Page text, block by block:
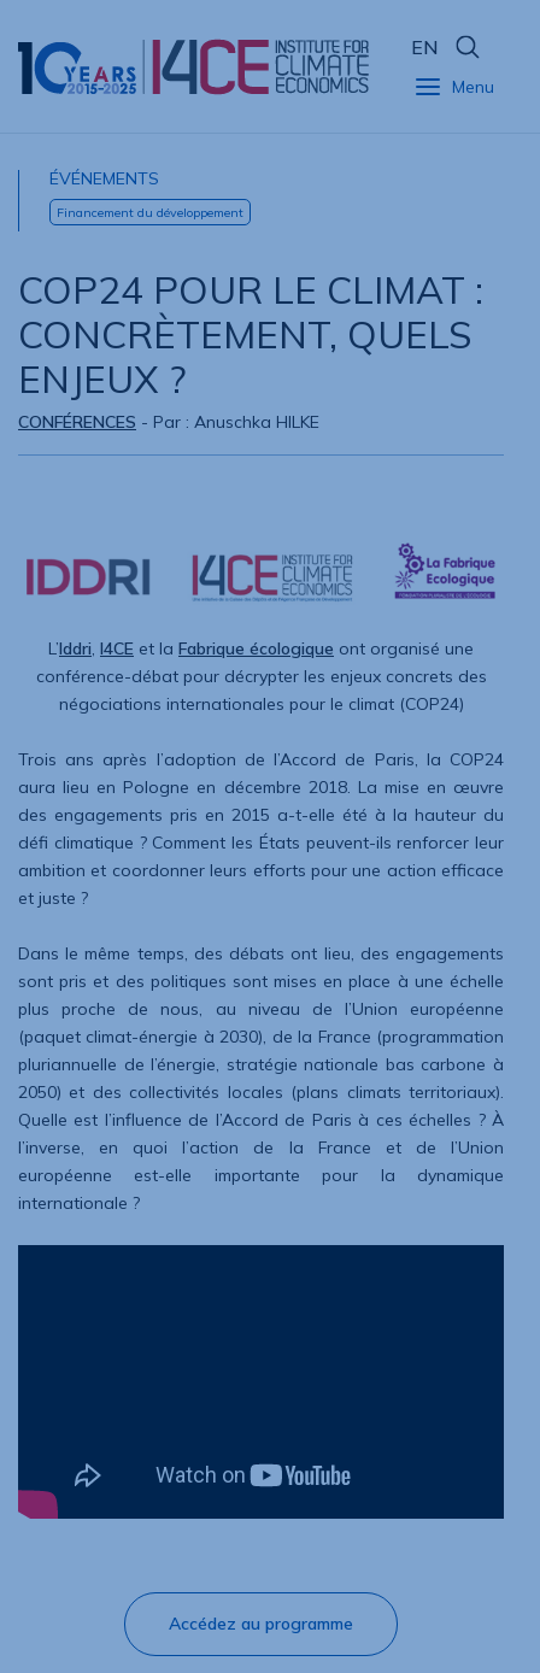
Menu
EN
ÉVÉNEMENTS
Financement du développement
COP24 POUR LE CLIMAT :
CONCRÈTEMENT, QUELS
ENJEUX ?
CONFÉRENCES - Par : Anuschka HILKE
L’Iddri, I4CE et la Fabrique écologique ont organisé une
conférence-débat pour décrypter les enjeux concrets des
négociations internationales pour le climat (COP24)
Trois ans après l’adoption de l’Accord de Paris, la COP24
aura lieu en Pologne en décembre 2018. La mise en œuvre
des engagements pris en 2015 a-t-elle été à la hauteur du
défi climatique ? Comment les États peuvent-ils renforcer leur
ambition et coordonner leurs efforts pour une action efficace
et juste ?
Dans le même temps, des débats ont lieu, des engagements
sont pris et des politiques sont mises en place à une échelle
plus proche de nous, au niveau de l’Union européenne
(paquet climat-énergie à 2030), de la France (programmation
pluriannuelle de l’énergie, stratégie nationale bas carbone à
2050) et des collectivités locales (plans climats territoriaux).
Quelle est l’influence de l’Accord de Paris à ces échelles ? À
l’inverse, en quoi l’action de la France et de l’Union
européenne est-elle importante pour la dynamique
internationale ?
Accédez au programme